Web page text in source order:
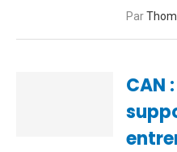
Par
CAN